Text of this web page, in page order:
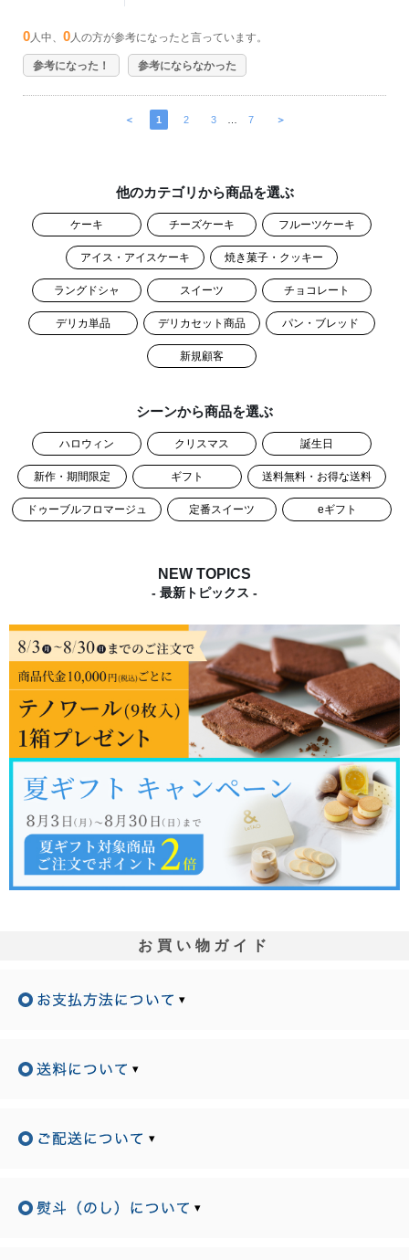
0 人中、 0 人の方が参考になったと言っています。
参考になった！ 参考にならなかった
＜ 1 2 3 … 7 ＞
他のカテゴリから商品を選ぶ
ケーキ チーズケーキ フルーツケーキ
アイス・アイスケーキ 焼き菓子・クッキー
ラングドシャ スイーツ チョコレート
デリカ単品 デリカセット商品 パン・ブレッド
新規顧客
シーンから商品を選ぶ
ハロウィン クリスマス 誕生日
新作・期間限定 ギフト 送料無料・お得な送料
ドゥーブルフロマージュ 定番スイーツ eギフト
NEW TOPICS
- 最新トピックス -
お買い物ガイド
▾
▾
▾
▾